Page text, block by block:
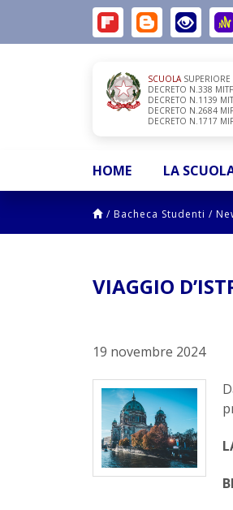
SCUOLASUPERIORE
DECRETO N.338
DECRETO N.1139
DECRETO N.2684
DECRETO N.1717
HOME LA
/ Bacheca Studenti /
VIAGGIO
19 novembre 2024